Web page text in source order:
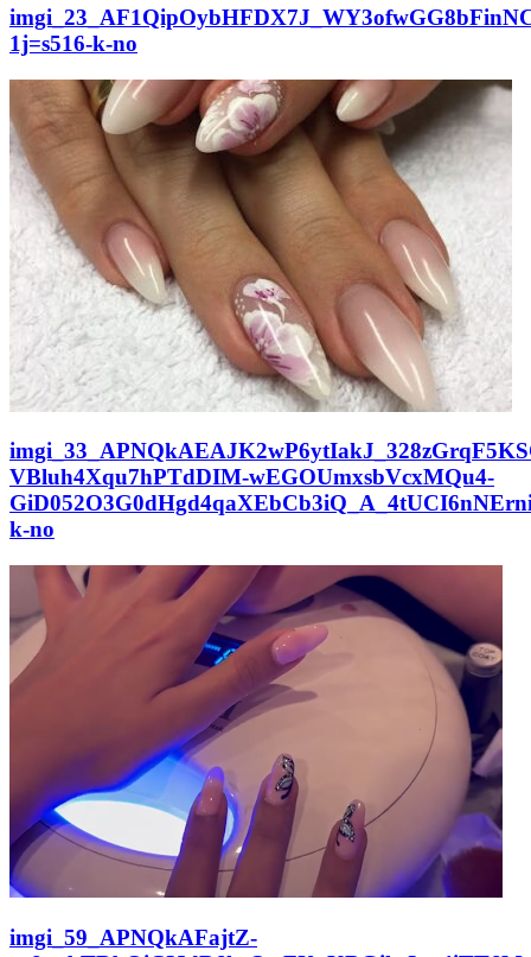
1j=s516-k-no
VBluh4Xqu7hPTdDIM-wEGOUmxsbVcxMQu4-
k-no
imgi_59_APNQkAFajtZ-